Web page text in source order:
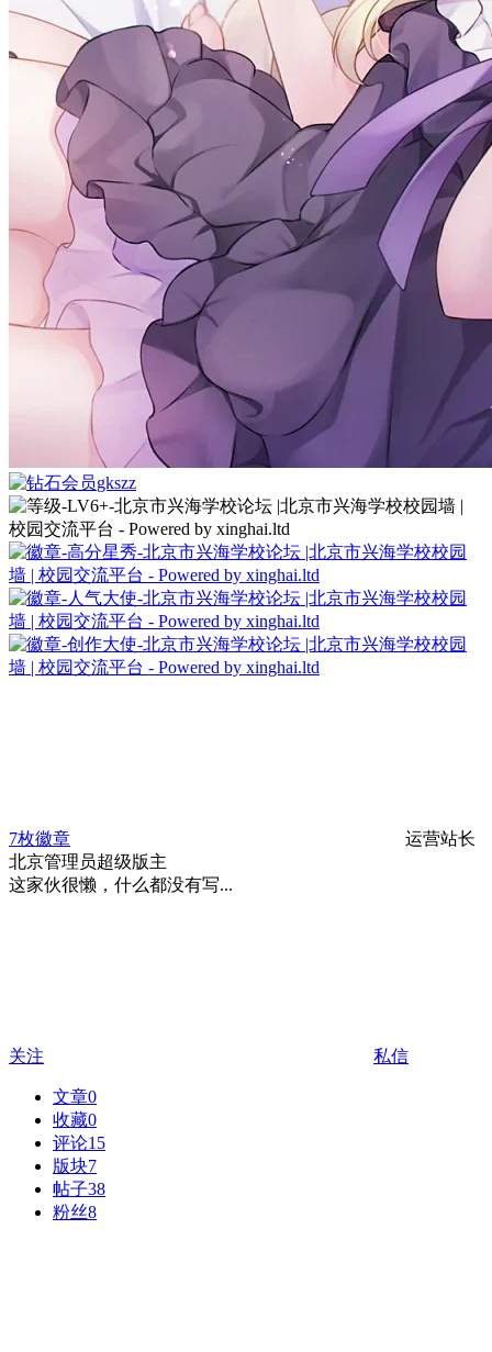
gkszz
7枚徽章
运营站长
北京管理员超级版主
这家伙很懒，什么都没有写...
关注 私信
文章0
收藏0
评论15
版块7
帖子38
粉丝8